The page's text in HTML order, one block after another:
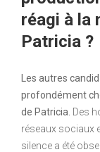
réagi à la
Patricia ?
Les autres
profondément
de Patricia. Des
réseaux sociaux
silence a été